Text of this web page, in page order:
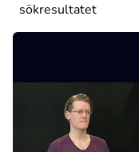
sökresultatet